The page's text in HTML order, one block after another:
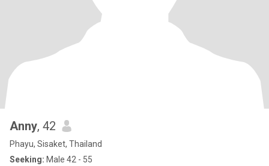
Anny, 42
Phayu, Sisaket, Thailand
Seeking: Male 42 - 55